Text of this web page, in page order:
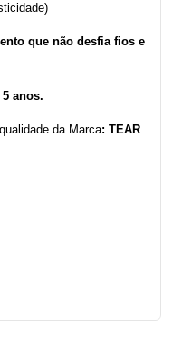
que não desfia fios e
anos.
da Marca: TEAR